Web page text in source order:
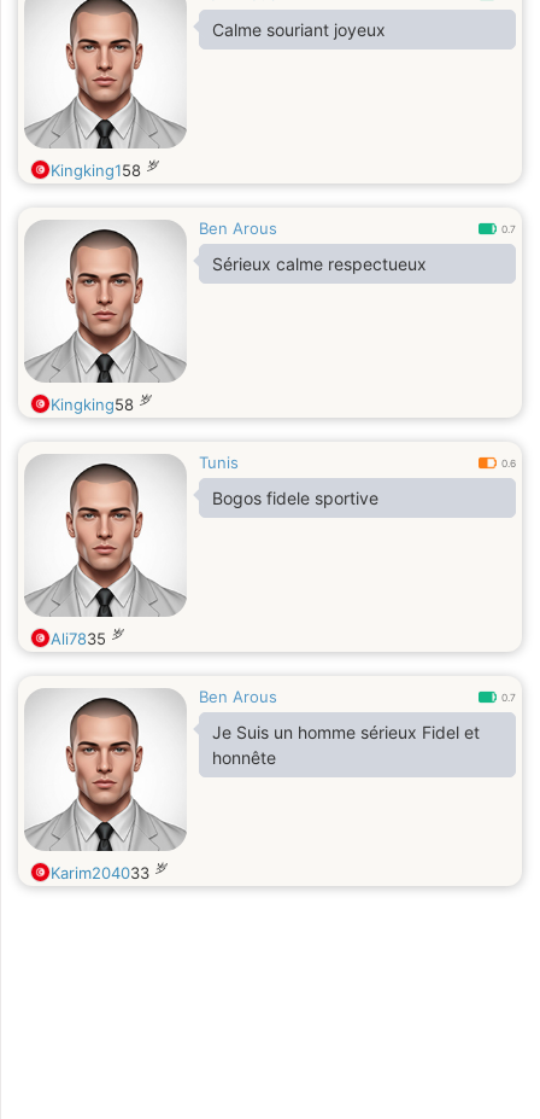
Calme souriant joyeux
Kingking158 岁
Ben Arous 0.7
Sérieux calme respectueux
Kingking58 岁
Tunis 0.6
Bogos fidele sportive
Ali7835 岁
Ben Arous 0.7
Je Suis un homme sérieux Fidel et
honnête
Karim204033 岁